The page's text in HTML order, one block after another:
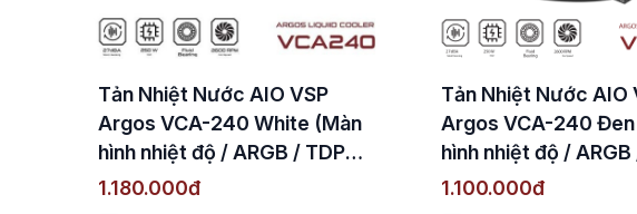
Tản Nhiệt Nước AIO VSP
Argos VCA-240 White (Màn
hình nhiệt độ / ARGB / TDP
250W)
1.180.000đ
Tản Nhiệt Nước AIO
Argos VCA-240
hình nhiệt độ / ARGB
250W)
1.100.000đ